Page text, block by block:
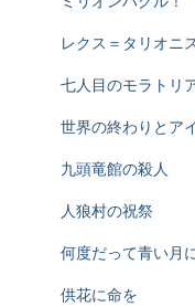
レクス＝タリオニ
七人目のモラトリ
世界の終わりとア
九頭竜館の殺人
人狼村の祝祭
何度だって青い月
供花に命を